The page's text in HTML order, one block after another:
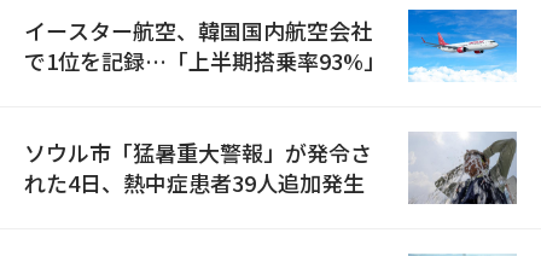
イースター航空、韓国国内航空会社
で1位を記録…「上半期搭乗率93%」
ソウル市「猛暑重大警報」が発令さ
れた4日、熱中症患者39人追加発生